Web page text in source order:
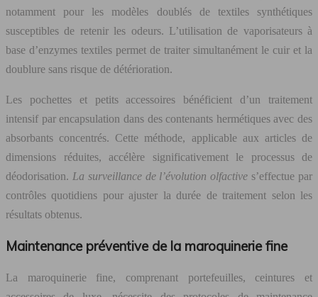
notamment pour les modèles doublés de textiles synthétiques
susceptibles de retenir les odeurs. L’utilisation de vaporisateurs à
base d’enzymes textiles permet de traiter simultanément le cuir et la
doublure sans risque de détérioration.
Les pochettes et petits accessoires bénéficient d’un traitement
intensif par encapsulation dans des contenants hermétiques avec des
absorbants concentrés. Cette méthode, applicable aux articles de
dimensions réduites, accélère significativement le processus de
déodorisation. La surveillance de l’évolution olfactive s’effectue par
contrôles quotidiens pour ajuster la durée de traitement selon les
résultats obtenus.
Maintenance préventive de la maroquinerie fine
La maroquinerie fine, comprenant portefeuilles, ceintures et